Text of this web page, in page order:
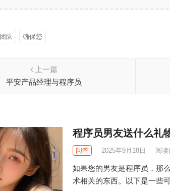
团队 确保您
上一篇
平安产品经理与程序员
程序员男友送什么礼
问答 2025年9月18日 阅读
如果您的男友是程序员，那
术相关的东西。以下是一些